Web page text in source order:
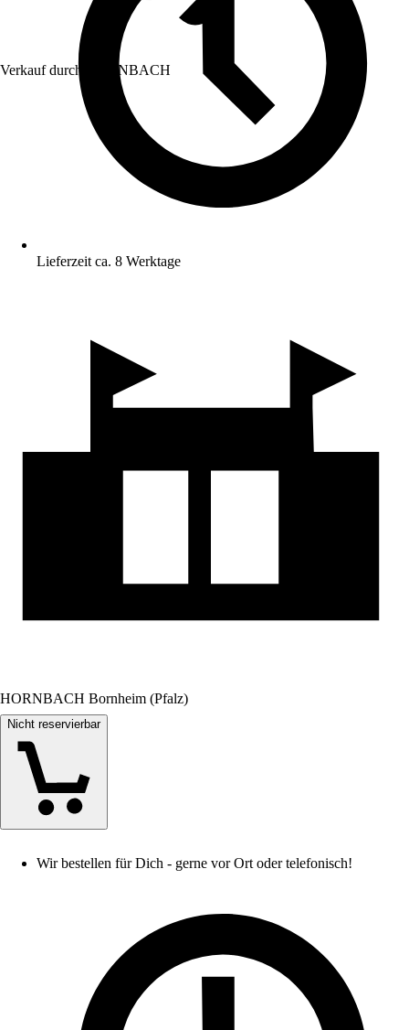
Verkauf durch: HORNBACH
Lieferzeit ca. 8 Werktage
HORNBACH Bornheim (Pfalz)
Nicht reservierbar
Wir bestellen für Dich - gerne vor Ort oder telefonisch!